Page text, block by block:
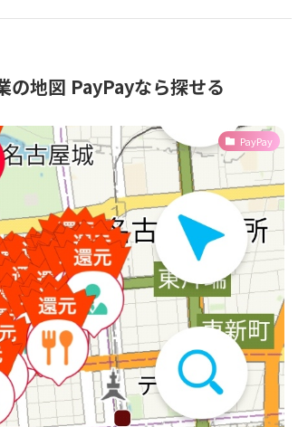
の地図 PayPayなら探せる
PayPay